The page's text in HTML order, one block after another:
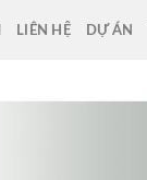
LIÊN HỆ DỰ ÁN